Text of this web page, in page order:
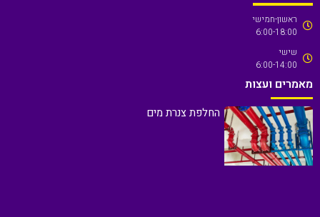
ראשון-חמישי
6:00-18:00
שישי
6:00-14:00
מאמרים ועצות
החלפת צנרת מים